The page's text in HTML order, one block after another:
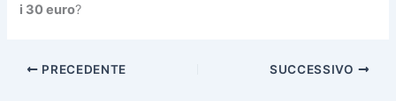
i 30 euro?
PRECEDENTE SUCCESSIVO